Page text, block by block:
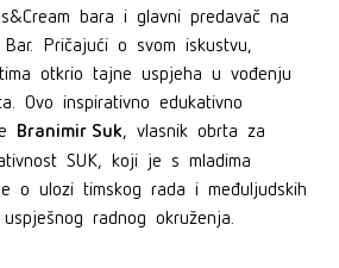
bara i glavni predavač na
Pričajući o svom iskustvu,
otkrio tajne uspjeha u vođenju
Ovo inspirativno edukativno
Branimir Suk , vlasnik obrta za
SUK, koji je s mladima
o ulozi timskog rada i međuljudskih
radnog okruženja.